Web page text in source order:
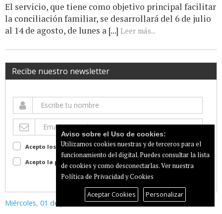
El servicio, que tiene como objetivo principal facilitar
la conciliación familiar, se desarrollará del 6 de julio
al 14 de agosto, de lunes a [...] Leer más...
Recibe nuestro newsletter
Acepto los terminos de usoVer
Acepto la política de privacidad
Miércoles, 01 de Julio de 2026
Aviso sobre el Uso de cookies:
Utilizamos cookies nuestras y de terceros para el
funcionamiento del digital. Puedes consultar la lista
de cookies y como desconectarlas.Ver nuestra
Política de Privacidad y Cookies
Aceptar Cookies Personalizar